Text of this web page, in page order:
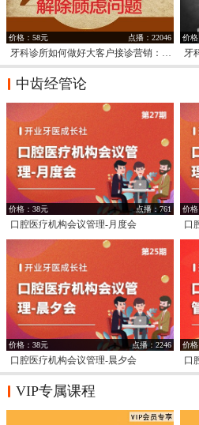
牙科诊所如何做好大客户接诊营销：解除顾虑问题（下）
点播：22046
价格：58元 价
中齿经管论
口腔医疗机构会议管理-月度会
点播：761
价格：38元
口
价
口腔医疗机构会议管理-晨夕会
点播：2246
价格：38元
口
价
VIP专属课程